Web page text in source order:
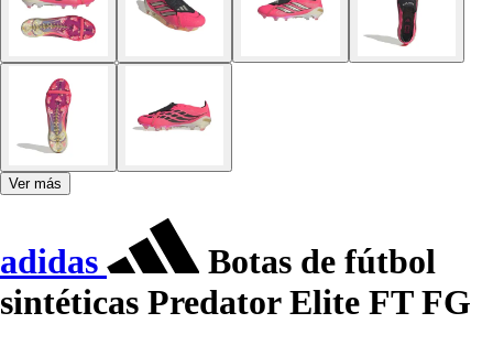
Ver más
adidas
Botas de fútbol
sintéticas Predator Elite FT FG